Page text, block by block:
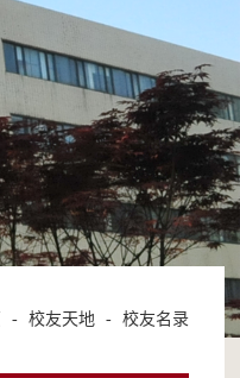
- 校友天地 - 校友名录